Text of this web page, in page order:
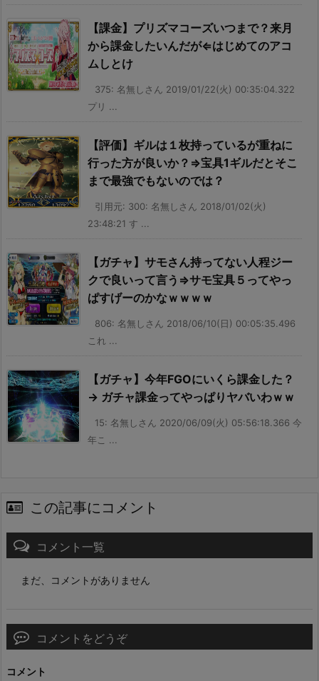
【課金】プリズマコーズいつまで？来月
から課金したいんだが⇐はじめてのアコ
ムしとけ
375: 名無しさん 2019/01/22(火) 00:35:04.322
プリ ...
【評価】ギルは１枚持っているが重ねに
行った方が良いか？⇒宝具1ギルだとそこ
まで最強でもないのでは？
引用元: 300: 名無しさん 2018/01/02(火)
23:48:21 す ...
【ガチャ】サモさん持ってない人程ジー
クで良いって言う⇒サモ宝具５ってやっ
ぱすげーのかなｗｗｗｗ
806: 名無しさん 2018/06/10(日) 00:05:35.496
これ ...
【ガチャ】今年FGOにいくら課金した？
→ ガチャ課金ってやっぱりヤバいわｗｗ
15: 名無しさん 2020/06/09(火) 05:56:18.366 今
年こ ...
この記事にコメント
コメント一覧
まだ、コメントがありません
コメントをどうぞ
コメント